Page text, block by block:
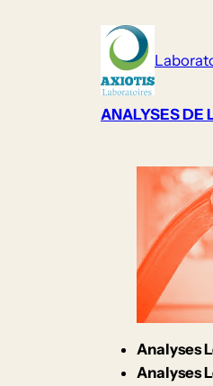
ANALYSES DE
Analyses
Analyses